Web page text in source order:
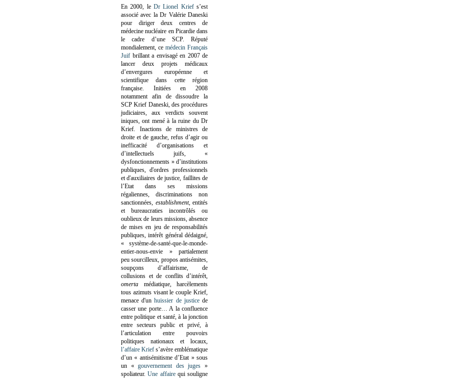
En 2000, le Dr Lionel Kriefs’est
associé avec la Dr Valérie Daneski
pour diriger deux centres de
médecine nucléaire en Picardie dans
le cadre d’une SCP. Réputé
mondialement, ce médecin Français
Juif brillant a envisagé en 2007 de
lancer deux projets médicaux
d’envergures européenne et
scientifique dans cette région
française. Initiées en 2008
notamment afin de dissoudre la
SCP Krief Daneski, des procédures
judiciaires, aux verdicts souvent
iniques, ont mené à la ruine du Dr
Krief. Inactions de ministres de
droite et de gauche, refus d’agir ou
inefficacité d’organisations et
d’intellectuels juifs, «
dysfonctionnements » d’institutions
publiques, d'ordres professionnels
et d'auxiliaires de justice, faillites de
l’Etat dans ses missions
régaliennes, discriminations non
sanctionnées, establishment, entités
et bureaucraties incontrôlés ou
oublieux de leurs missions, absence
de mises en jeu de responsabilités
publiques, intérêt général dédaigné,
« système-de-santé-que-le-monde-
entier-nous-envie » partialement
peu sourcilleux, propos antisémites,
soupçons d’affairisme, de
collusions et de conflits d’intérêt,
omerta médiatique, harcèlements
tous azimuts visant le couple Krief,
menace d'unhuissier de justicede
casser une porte… A la confluence
entre politique et santé, à la jonction
entre secteurs public et privé, à
l’articulation entre pouvoirs
politiques nationaux et locaux,
l’affaire Krief s’avère emblématique
d’un « antisémitisme d’Etat » sous
un «gouvernement des juges »
spoliateur.Une affairequi souligne